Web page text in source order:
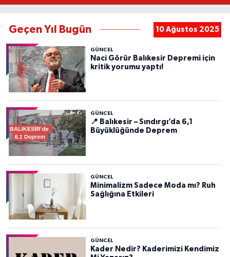
Geçen Yıl Bugün 10 Ağustos 2025
GÜNCEL
Naci Görür Balıkesir Depremi için
kritik yorumu yaptı!
GÜNCEL
📍 Balıkesir – Sındırgı’da 6,1
Büyüklüğünde Deprem
GÜNCEL
Minimalizm Sadece Moda mı? Ruh
Sağlığına Etkileri
GÜNCEL
Kader Nedir? Kaderimizi Kendimiz